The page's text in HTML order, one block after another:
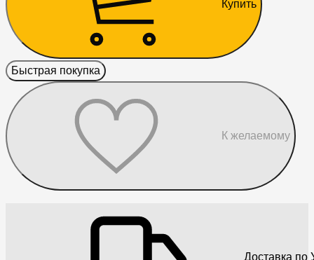
Купить
Быстрая покупка
К желаемому
Доставка по